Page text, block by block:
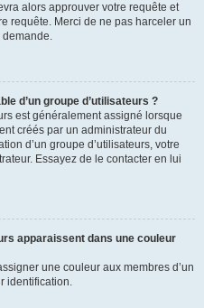
alors approuver votre requête et
requête. Merci de ne pas harceler un
demande.
d’un groupe d’utilisateurs ?
est généralement assigné lorsque
créés par un administrateur du
d’un groupe d’utilisateurs, votre
Essayez de le contacter en lui
apparaissent dans une couleur
une couleur aux membres d’un
identification.